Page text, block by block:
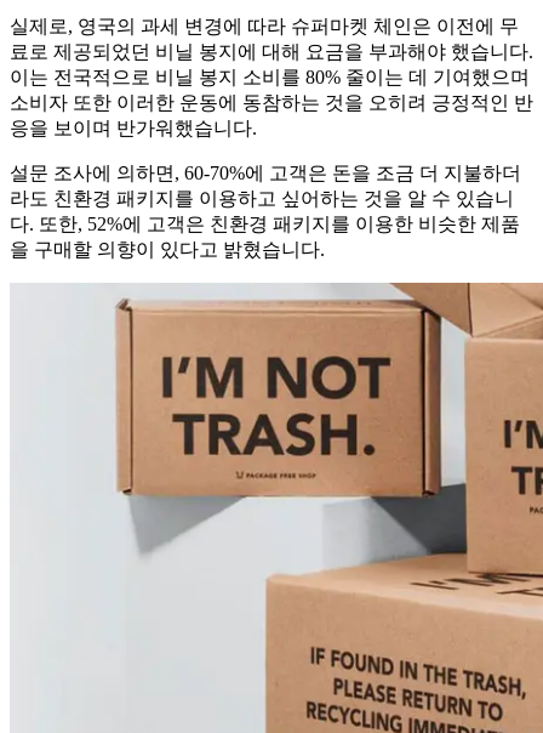
실제로, 영국의 과세 변경에 따라 슈퍼마켓 체인은 이전에 무
료로 제공되었던 비닐 봉지에 대해 요금을 부과해야 했습니다.
이는 전국적으로 비닐 봉지 소비를 80% 줄이는 데 기여했으며
소비자 또한 이러한 운동에 동참하는 것을 오히려 긍정적인 반
응을 보이며 반가워했습니다.
설문 조사에 의하면, 60-70%에 고객은 돈을 조금 더 지불하더
라도 친환경 패키지를 이용하고 싶어하는 것을 알 수 있습니
다. 또한, 52%에 고객은 친환경 패키지를 이용한 비슷한 제품
을 구매할 의향이 있다고 밝혔습니다.